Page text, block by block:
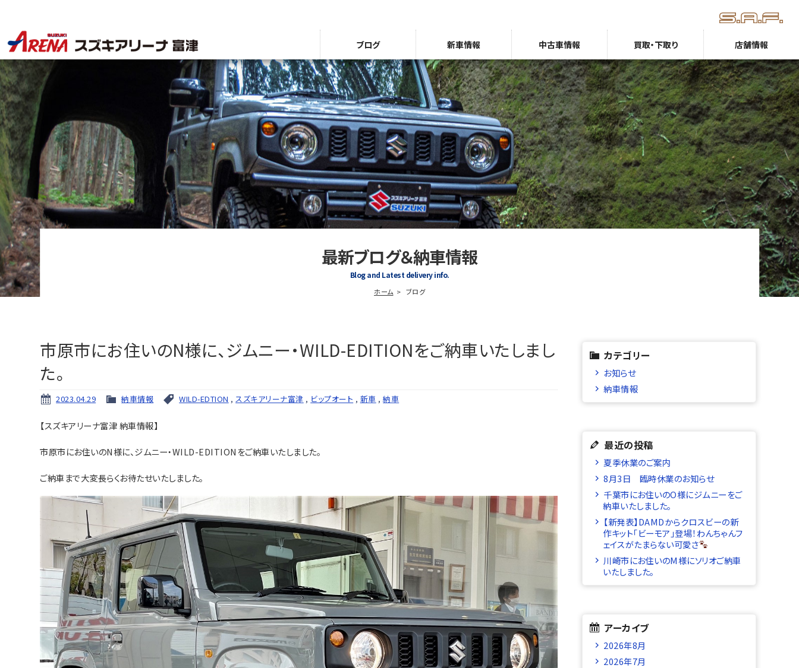
ブログ 新車情報 中古車情報 買取・下取り 店舗情報
最新ブログ＆納車情報
Blog and Latest delivery info.
ホーム ブログ
市原市にお住いのN様に、ジムニー・WILD-EDITIONをご納車いたしまし
た。
2023.04.29 納車情報 WILD-EDTION , スズキアリーナ富津 , ビップオート , 新車 ,納車
【スズキアリーナ富津 納車情報】
市原市にお住いのN様に、ジムニー・WILD-EDITIONをご納車いたしました。
ご納車まで大変長らくお待たせいたしました。
カテゴリー
お知らせ
納車情報
最近の投稿
夏季休業のご案内
8月3日 臨時休業のお知らせ
千葉市にお住いのO様にジムニーをご
納車いたしました。
【新発表】DAMDからクロスビーの新
作キット「ビーモア」登場！わんちゃんフ
ェイスがたまらない可愛さ
川崎市にお住いのM様にソリオご納車
いたしました。
アーカイブ
2026年8月
2026年7月